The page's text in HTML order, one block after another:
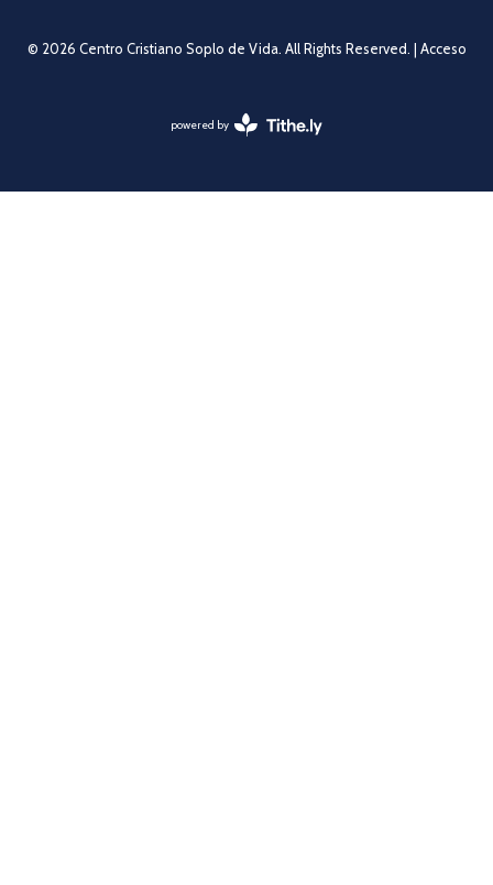
© 2026 Centro Cristiano Soplo de Vida. All Rights Reserved. | Acceso
powered by
Website